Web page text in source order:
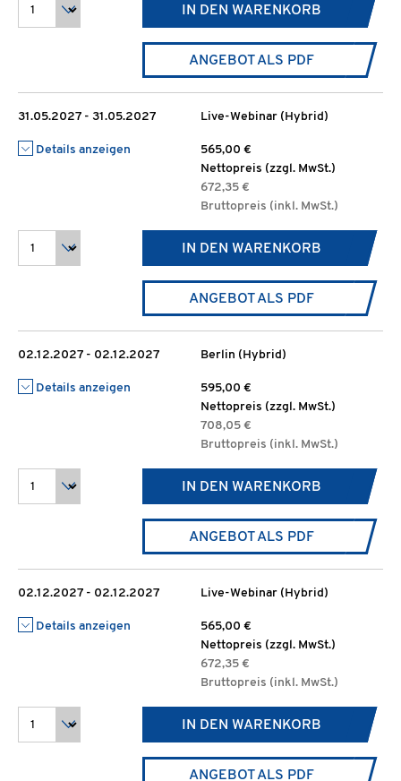
IN DEN WARENKORB
ANGEBOT ALS PDF
31.05.2027 - 31.05.2027 Live-Webinar (Hybrid)
Details anzeigen
565,00 €
Nettopreis (zzgl. MwSt.)
672,35 €
Bruttopreis (inkl. MwSt.)
IN DEN WARENKORB
ANGEBOT ALS PDF
02.12.2027 - 02.12.2027 Berlin (Hybrid)
Details anzeigen
595,00 €
Nettopreis (zzgl. MwSt.)
708,05 €
Bruttopreis (inkl. MwSt.)
IN DEN WARENKORB
ANGEBOT ALS PDF
02.12.2027 - 02.12.2027 Live-Webinar (Hybrid)
Details anzeigen
565,00 €
Nettopreis (zzgl. MwSt.)
672,35 €
Bruttopreis (inkl. MwSt.)
IN DEN WARENKORB
ANGEBOT ALS PDF